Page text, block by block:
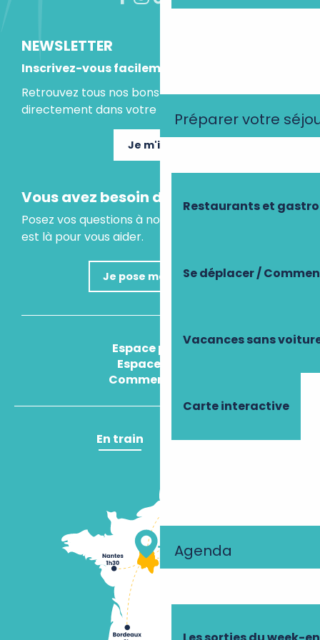
Préparer votre
Restaurants et
Se déplacer /
Vacances sans
Carte interactive
Agenda
NEWSLETTER
Inscrivez-vous facilement
Retrouvez tous nos bons plans et idées séjours
directement dans votre boite mail.
Je m'inscris
Vous avez besoin d'un conseil ?
Posez vos questions à notre assistant virtuel, il
est là pour vous aider.
Je pose ma question
Espace presse
Espace pro
Comment venir ?
En train En avion